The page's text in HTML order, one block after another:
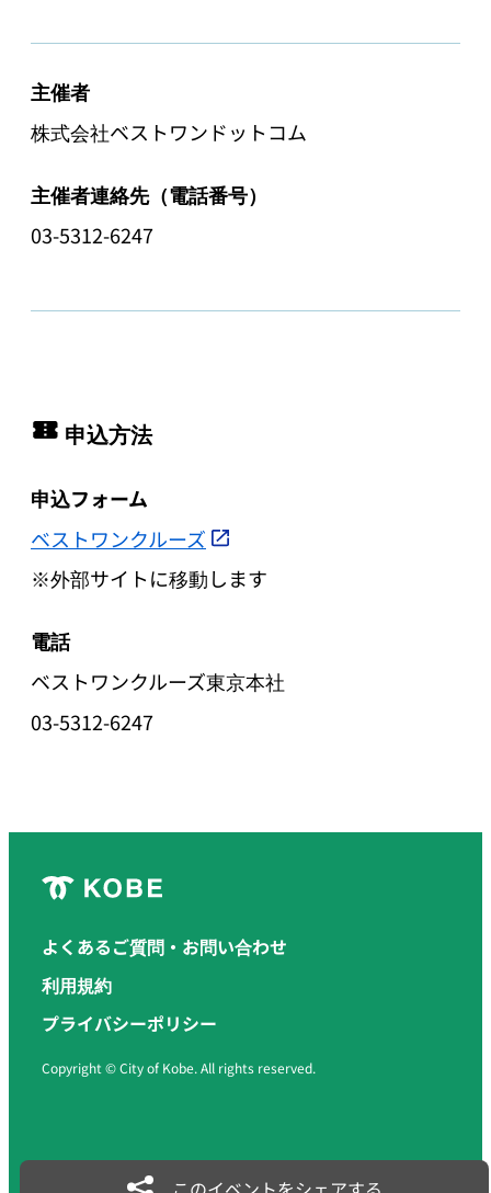
主催者
株式会社ベストワンドットコム
主催者連絡先（電話番号）
03-5312-6247
申込方法
申込フォーム
ベストワンクルーズ
※外部サイトに移動します
電話
ベストワンクルーズ東京本社
03-5312-6247
よくあるご質問・お問い合わせ
利用規約
プライバシーポリシー
Copyright © City of Kobe. All rights reserved.